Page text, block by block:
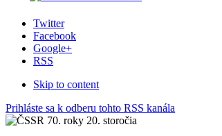
Twitter
Facebook
Google+
RSS
Skip to content
Prihláste sa k odberu tohto RSS kanála